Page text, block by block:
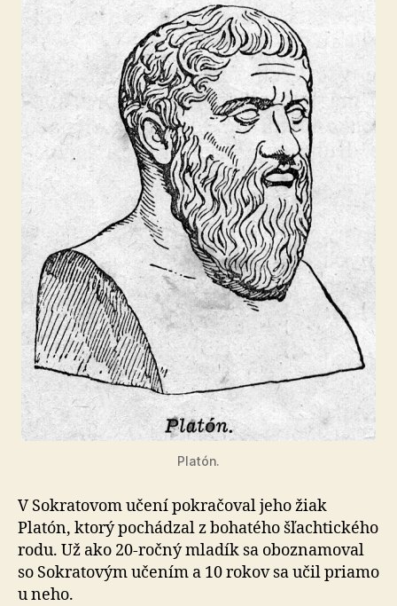
Platón.
V Sokratovom učení pokračoval jeho žiak
Platón, ktorý pochádzal z bohatého šľachtického
rodu. Už ako 20-ročný mladík sa oboznamoval
so Sokratovým učením a 10 rokov sa učil priamo
u neho.